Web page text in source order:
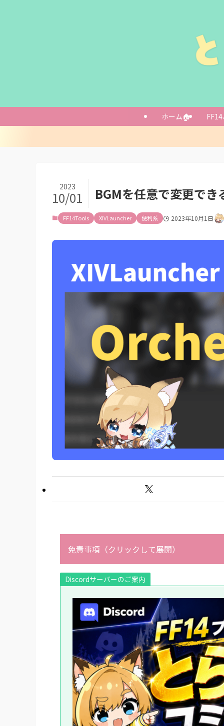
ホーム🏠
BGMを任意で変更で
2023
10/01
FF14Tools XIVLauncher 便利系 2023年10月1日
免責事項（クリックして展開）
Discordサーバーのご案内
Settings画面
特定の場所の曲
プレイリストを
DDのように曲
あとがき